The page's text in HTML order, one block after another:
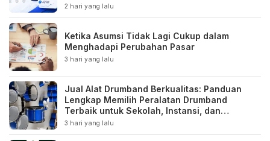
2 hari yang lalu
Ketika Asumsi Tidak Lagi Cukup dalam
Menghadapi Perubahan Pasar
3 hari yang lalu
Jual Alat Drumband Berkualitas: Panduan
Lengkap Memilih Peralatan Drumband
Terbaik untuk Sekolah, Instansi, dan
Komunitas
3 hari yang lalu